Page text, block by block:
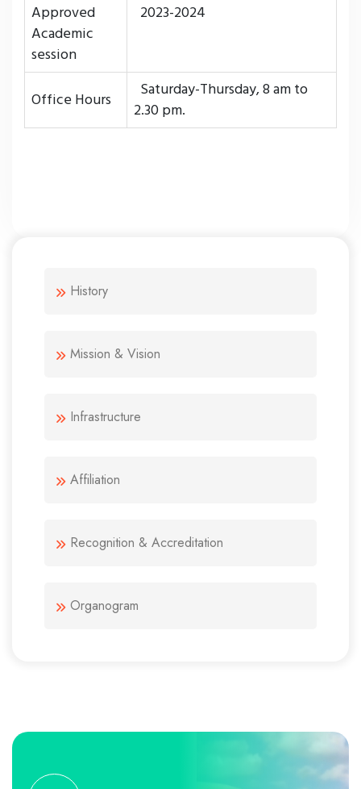
Approved
Academic
session
2023-2024
Office Hours
Saturday-Thursday, 8 am to
2.30 pm.
History
Mission & Vision
Infrastructure
Affiliation
Recognition & Accreditation
Organogram